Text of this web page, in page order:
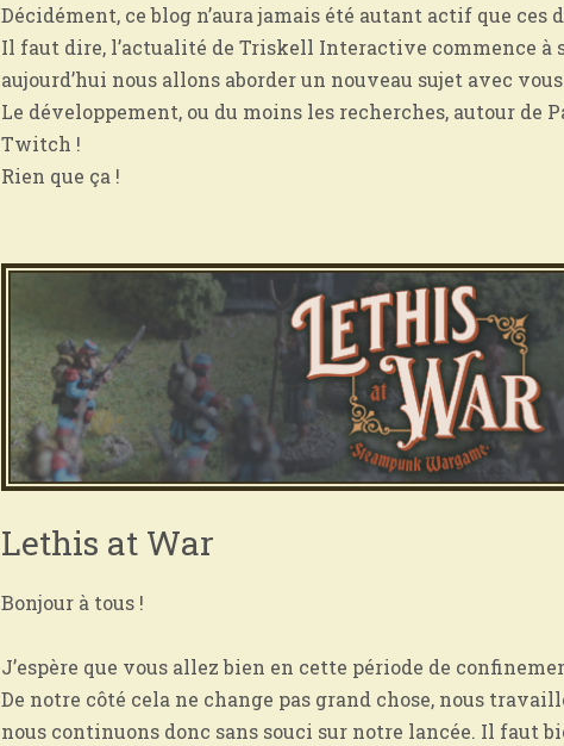
Décidément, ce blog n’aura jamais été autant actif que ces
Il faut dire, l’actualité de Triskell Interactive commence à
aujourd’hui nous allons aborder un nouveau sujet avec vous
Le développement, ou du moins les recherches, autour de
Twitch !
Rien que ça !
Lethis at War
Bonjour à tous !
J’espère que vous allez bien en cette période de
De notre côté cela ne change pas grand chose, nous
nous continuons donc sans souci sur notre lancée. Il faut